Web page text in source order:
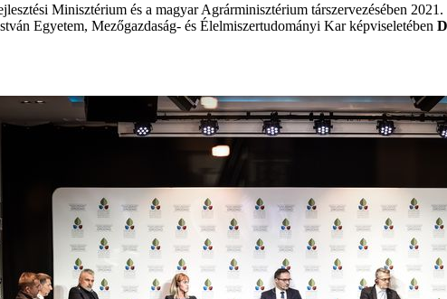
Minisztérium és a magyar Agrárminisztérium társzervezésében
Egyetem, Mezőgazdaság- és Élelmiszertudományi Kar képviseletében